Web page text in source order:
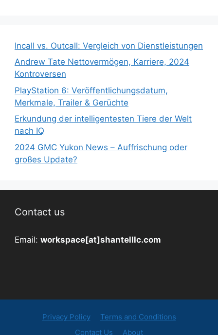
Incall vs. Outcall: Vergleich von Dienstleistungen
Andrew Tate Nettovermögen, Karriere, 2024
Kontroversen
PlayStation 6: Veröffentlichungsdatum,
Merkmale, Trailer & Gerüchte
Erkundung der intelligentesten Tiere der Welt
nach IQ
2024 GMC Yukon News – Auffrischung oder
großes Update?
Contact us
Email: workspace[at]shantelllc.com
Privacy Policy
Terms and Conditions
Contact Us
About